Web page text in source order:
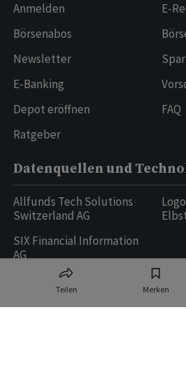
Teilen Merken
Anmelden
Börsenabos
Newsletter
E-Banking
Depot eröffnen
Ratgeber
E-
FAQ
Datenquellen und
Allfunds Tech Solutions
Switzerland AG
SIX Financial Information
AG
Ringier AG | Ringier Medien